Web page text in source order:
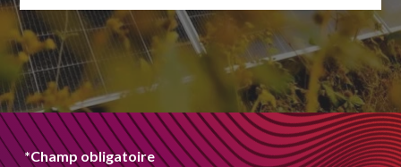
*Champ obligatoire